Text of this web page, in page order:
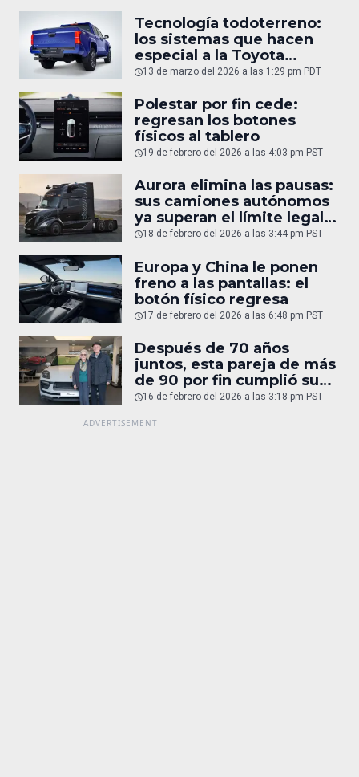
Tecnología todoterreno:
los sistemas que hacen
especial a la Toyota
Tacoma
13 de marzo del 2026 a las 1:29 pm PDT
Polestar por fin cede:
regresan los botones
físicos al tablero
19 de febrero del 2026 a las 4:03 pm PST
Aurora elimina las pausas:
sus camiones autónomos
ya superan el límite legal
humano
18 de febrero del 2026 a las 3:44 pm PST
Europa y China le ponen
freno a las pantallas: el
botón físico regresa
17 de febrero del 2026 a las 6:48 pm PST
Después de 70 años
juntos, esta pareja de más
de 90 por fin cumplió su
sueño: un Porsche
16 de febrero del 2026 a las 3:18 pm PST